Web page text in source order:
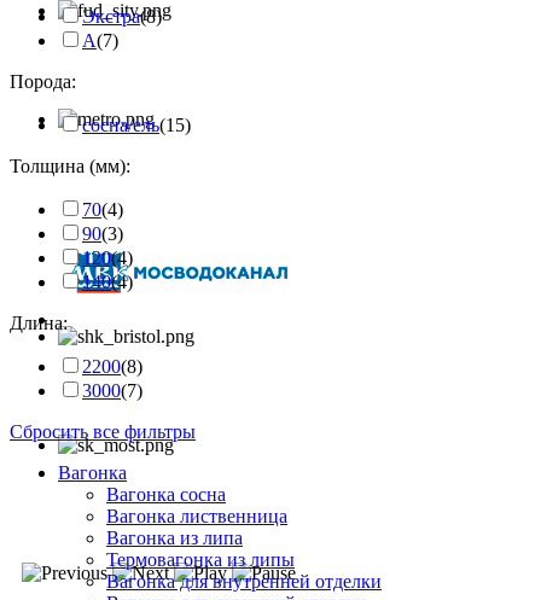
Экстра(8)
А(7)
Порода:
сосна/ель(15)
Толщина (мм):
70(4)
90(3)
120(4)
140(4)
Длина:
2200(8)
3000(7)
Сбросить все фильтры
Вагонка
Вагонка сосна
Вагонка лиственница
Вагонка из липа
Термовагонка из липы
Вагонка для внутренней отделки